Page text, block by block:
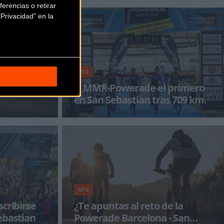
o retirar
en la
su gesta
Non Stop
única que
MTB
El MMR-Powerade el primero
en San Sebastian tras 709 km.
Zubero, Celis, Albizu y Gómez Miranda
completan con éxito los 709 kilómetros de
MTB
¿Te apuntas al reto de la
Powerade Barcelona - San